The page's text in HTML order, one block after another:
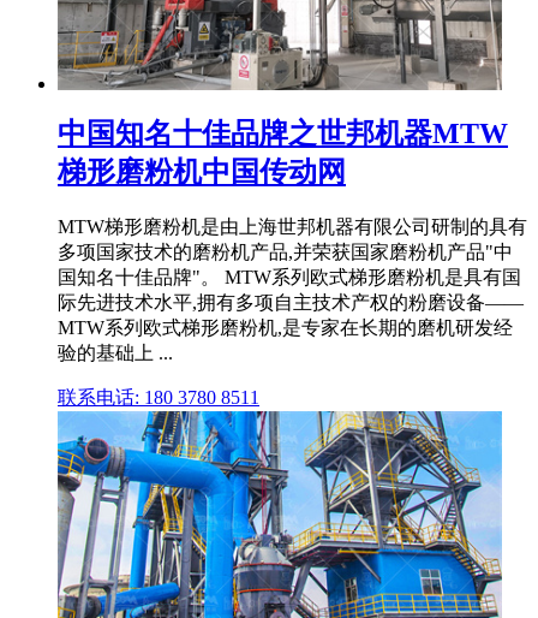
中国知名十佳品牌之世邦机器MTW
梯形磨粉机中国传动网
MTW梯形磨粉机是由上海世邦机器有限公司研制的具有
多项国家技术的磨粉机产品,并荣获国家磨粉机产品"中
国知名十佳品牌"。 MTW系列欧式梯形磨粉机是具有国
际先进技术水平,拥有多项自主技术产权的粉磨设备——
MTW系列欧式梯形磨粉机,是专家在长期的磨机研发经
验的基础上 ...
联系电话: 180 3780 8511